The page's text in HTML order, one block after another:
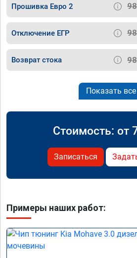
Прошивка Евро 2
Отключение ЕГР
Возврат стока
Показать все
Стоимость: от
Записаться
Примеры наших работ: